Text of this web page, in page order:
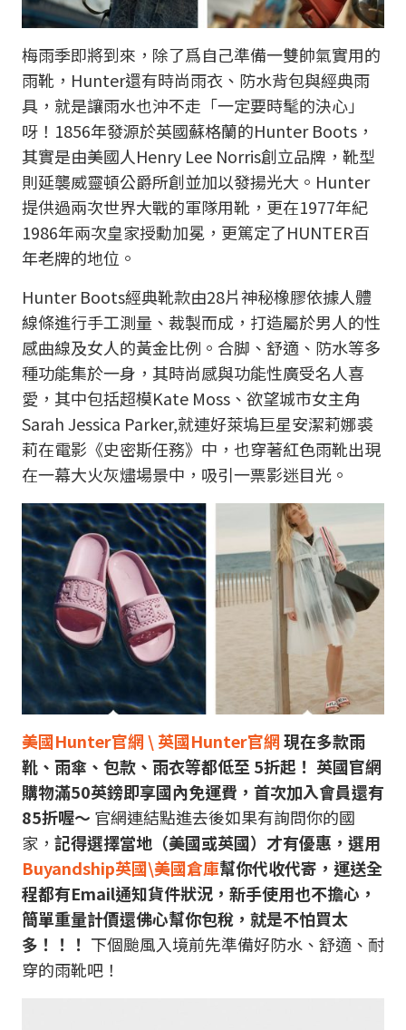
梅雨季即將到來，除了爲自己準備一雙帥氣實用的
雨靴，Hunter還有時尚雨衣、防水背包與經典雨
具，就是讓雨水也沖不走「一定要時髦的決心」
呀！1856年發源於英國蘇格蘭的Hunter Boots，
其實是由美國人Henry Lee Norris創立品牌，靴型
則延襲威靈頓公爵所創並加以發揚光大。Hunter
提供過兩次世界大戰的軍隊用靴，更在1977年紀
1986年兩次皇家授勳加冕，更篤定了HUNTER百
年老牌的地位。
Hunter Boots經典靴款由28片神秘橡膠依據人體
線條進行手工測量、裁製而成，打造屬於男人的性
感曲線及女人的黃金比例。合脚、舒適、防水等多
種功能集於一身，其時尚感與功能性廣受名人喜
愛，其中包括超模Kate Moss、欲望城市女主角
Sarah Jessica Parker,就連好萊塢巨星安潔莉娜裘
莉在電影《史密斯任務》中，也穿著紅色雨靴出現
在一幕大火灰燼場景中，吸引一票影迷目光。
美國Hunter官網 \ 英國Hunter官網現在多款雨
靴、雨傘、包款、雨衣等都低至 5折起！ 英國官網
購物滿50英鎊即享國內免運費，首次加入會員還有
85折喔～ 官網連結點進去後如果有詢問你的國
家， 記得選擇當地（美國或英國）才有優惠，選用
Buyandship英國\美國倉庫幫你代收代寄，運送全
程都有Email通知貨件狀況，新手使用也不擔心，
簡單重量計價還佛心幫你包稅，就是不怕買太
多！！！ 下個颱風入境前先準備好防水、舒適、耐
穿的雨靴吧！